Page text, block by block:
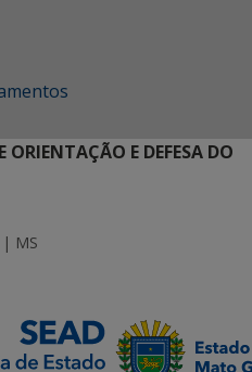
ORIENTAÇÃO E DEFESA DO
| MS